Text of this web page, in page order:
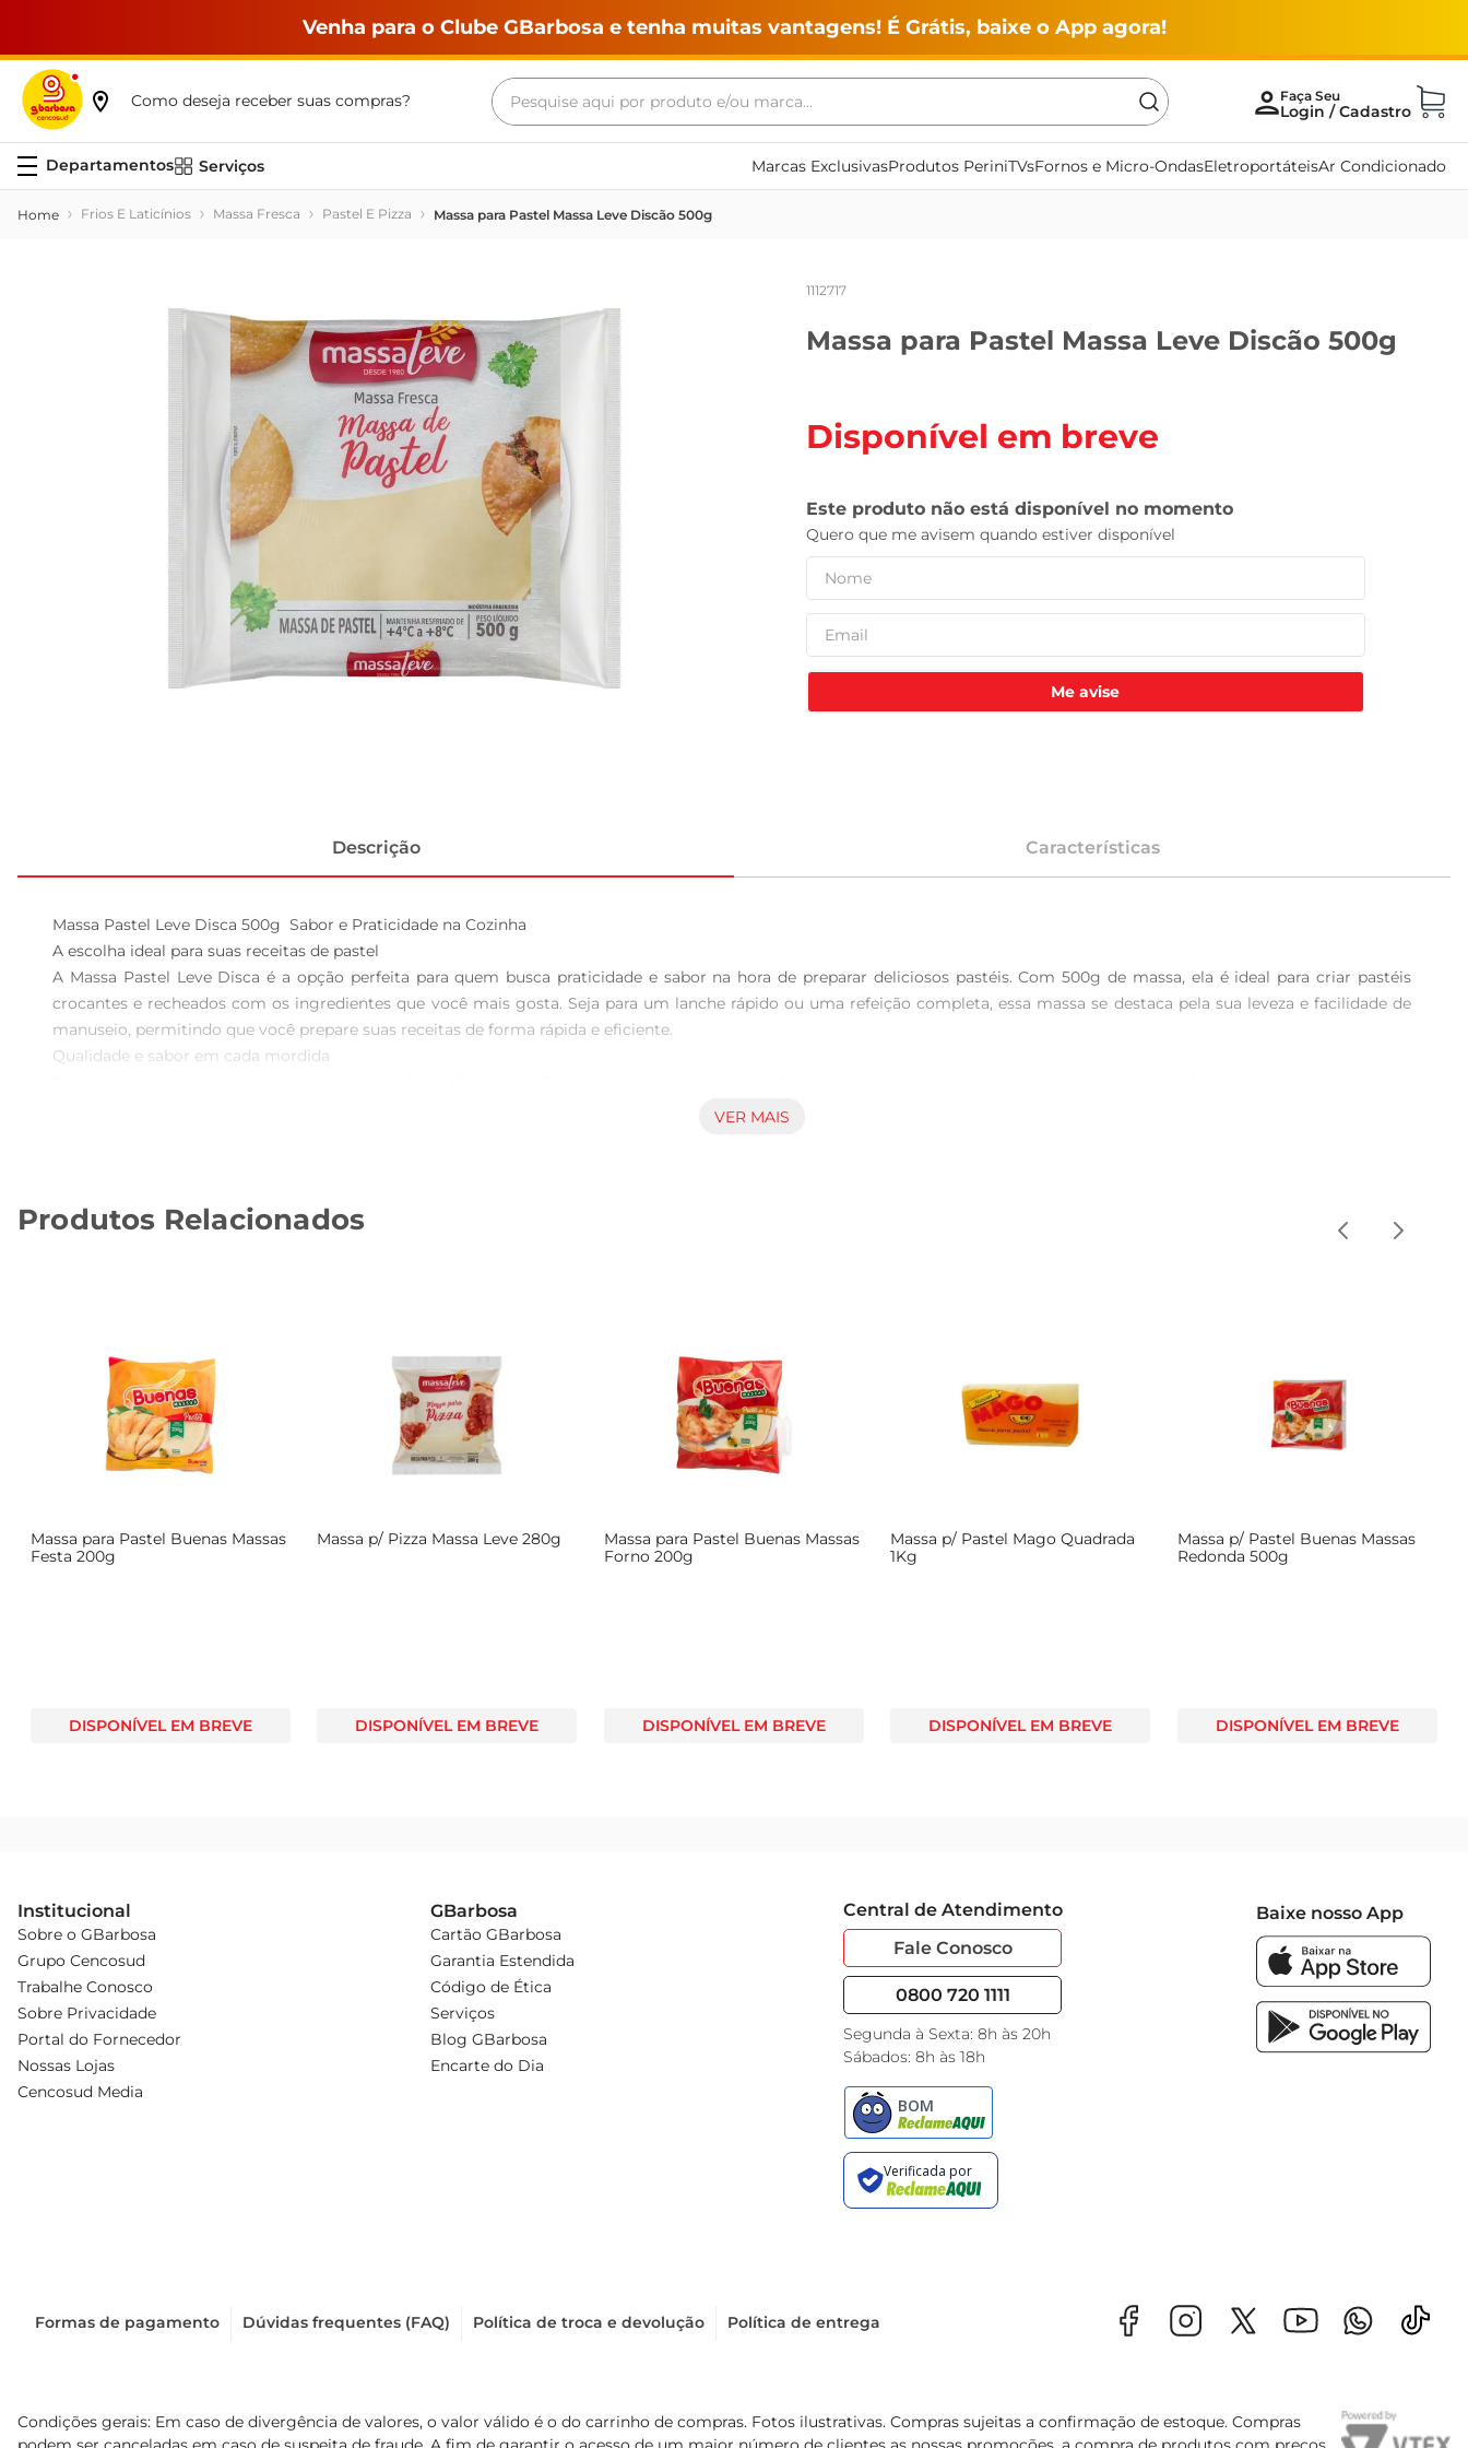
Venha para o Clube GBarbosa e tenha muitas vantagens! É Grátis, baixe o App agora!
Como deseja receber suas compras?
Pesquise aqui por produto e/ou marca...
Serviços Marcas ExclusivasProdutos PeriniTVsFornos e Micro-OndasEletroportáteisAr Condicionado
Frios E Laticínios Massa Fresca Pastel E Pizza Massa para Pastel Massa Leve Discão 500g
1112717
Massa para Pastel Massa Leve Discão 500g
Disponível em breve
Me avise
Descrição Características
Massa Pastel Leve Disca 500g  Sabor e Praticidade na Cozinha
A escolha ideal para suas receitas de pastel
A Massa Pastel Leve Disca é a opção perfeita para quem busca praticidade e sabor na hora de preparar deliciosos pastéis. Com 500g de massa, ela é ideal para criar pastéis
crocantes e recheados com os ingredientes que você mais gosta. Seja para um lanche rápido ou uma refeição completa, essa massa se destaca pela sua leveza e facilidade de
manuseio, permitindo que você prepare suas receitas de forma rápida e eficiente.
Qualidade e sabor em cada mordida
proporcionar um resultado final que agrada a todos,desde os mais jovens até os mais experientes na cozinha. Ao assar ou fritar, a massa adquire uma coloração dourada e uma
Experimente recheios clássicos como carne, queijo e frango, ou inove com combinações mais ousadas, como frutas ou cremes. A massa se adapta perfeitamente a diferentes
Informações práticas
A Massa Pastel Leve Disca vem em embalagem de 500g, ideal para preparar uma quantidade generosa de pastéis. Armazene em local fresco e seco, e após aberto, mantenha em
um recipiente fechado para preservar sua frescura. Com essa massa, você estará sempre pronto para surpreender sua família e amigos com pratos saborosos e feitos com
carinho.
VER MAIS
Produtos Relacionados
Massa para Pastel Buenas Massas
Festa 200g
DISPONÍVEL EM BREVE
Massa p/ Pizza Massa Leve 280g
DISPONÍVEL EM BREVE
Massa para Pastel Buenas Massas
Forno 200g
DISPONÍVEL EM BREVE
Massa p/ Pastel Mago Quadrada
1Kg
DISPONÍVEL EM BREVE
Massa p/ Pastel Buenas Massas
Redonda 500g
DISPONÍVEL EM BREVE
Institucional
Sobre o GBarbosa
Grupo Cencosud
Trabalhe Conosco
Sobre Privacidade
Portal do Fornecedor
Nossas Lojas
Cencosud Media
GBarbosa
Cartão GBarbosa
Garantia Estendida
Código de Ética
Serviços
Blog GBarbosa
Encarte do Dia
Central de Atendimento
Fale Conosco
0800 720 1111
Segunda à Sexta: 8h às 20h
Sábados: 8h às 18h
Baixe nosso App
Formas de pagamento Dúvidas frequentes (FAQ) Política de troca e devolução Política de entrega
Condições gerais: Em caso de divergência de valores, o valor válido é o do carrinho de compras. Fotos ilustrativas. Compras sujeitas a confirmação de estoque. Compras
Termos mais buscados
maquina lavar
leite
vinho
leite pó
celular